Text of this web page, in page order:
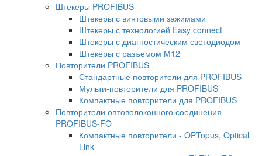
Штекеры PROFIBUS
Штекеры с винтовыми зажимами
Штекеры с технологией Easy connect
Штекеры с диагностическим светодиодом
Штекеры с разъемом М12
Повторители PROFIBUS
Стандартные повторители для PROFIBUS
Мульти-повторители для PROFIBUS
Компактные повторители для PROFIBUS
Повторители оптоволоконного соединения
PROFIBUS-FO
Компактные повторители - OPTopus, Optical
Link